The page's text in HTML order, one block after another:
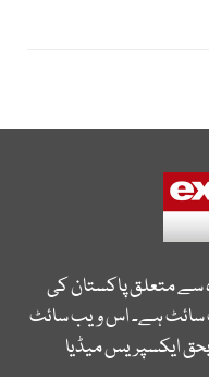
سے متعلق پاکستان کی
سائٹ ہے۔ اس ویب سائٹ
ایکسپریس میڈیا